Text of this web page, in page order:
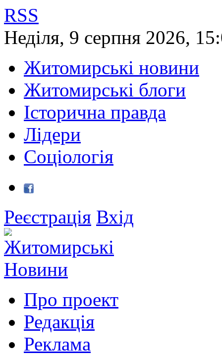
RSS
Неділя, 9 серпня 2026,
Житомирські новини
Житомирські блоги
Історична правда
Лідери
Соціологія
Реєстрація Вхід
Про проект
Редакція
Реклама